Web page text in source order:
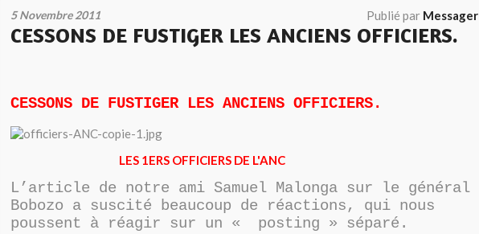
5 Novembre 2011 Publié par Messager
CESSONS DE FUSTIGER LES ANCIENS OFFICIERS.
CESSONS DE FUSTIGER LES ANCIENS OFFICIERS.
LES 1ERS OFFICIERS DE L'ANC
L’article de notre ami Samuel Malonga sur le général
Bobozo a suscité beaucoup de réactions, qui nous
poussent à réagir sur un « posting » séparé.